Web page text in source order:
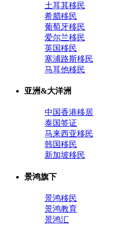
土耳其移民
希腊移民
葡萄牙移民
爱尔兰移民
英国移民
塞浦路斯移民
马耳他移民
亚洲&大洋洲
中国香港移居
泰国签证
马来西亚移民
韩国移民
新加坡移民
景鸿旗下
景鸿移民
景鸿教育
景鸿汇